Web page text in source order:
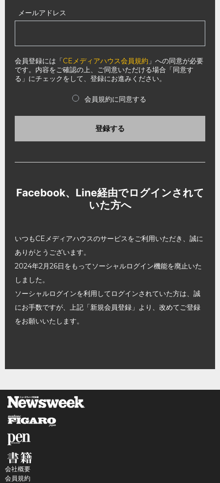
メールアドレス
会員登録には「CEメディアハウス会員規約 」への同意が必要
です。内容をご確認の上、ご同意いただける場合「同意す
る」にチェックをして、登録にお進みください。
会員規約に同意する
登録する
Facebook、Line経由でログインされて
いた方へ
いつもCEメディアハウスのサービスをご利用いただき、誠に
ありがとうございます。
2024年2月26日をもってソーシャルログイン機能を廃止いた
しました。
ソーシャルログインを利用してログインされていた方は、誠
にお手数ですが、上記「新規会員登録」より、改めてご登録
をお願いいたします。
会社概要
会員規約